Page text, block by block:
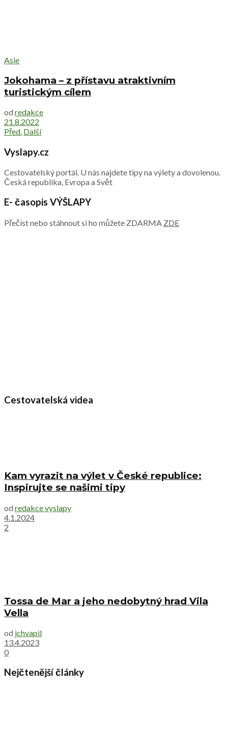
Asie
Jokohama – z přístavu atraktivním
turistickým cílem
od redakce
21.8.2022
Před. Další
Vyslapy.cz
Cestovatelský portál. U nás najdete tipy na výlety a dovolenou.
Česká republika, Evropa a Svět
E- časopis VÝŠLAPY
Přečíst nebo stáhnout si ho můžete ZDARMA ZDE
Cestovatelská videa
Kam vyrazit na výlet v České republice:
Inspirujte se našimi tipy
od redakce vyslapy
4.1.2024
2
Tossa de Mar a jeho nedobytný hrad Vila
Vella
od jchvapil
13.4.2023
0
Nejčtenější články